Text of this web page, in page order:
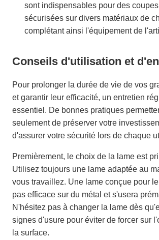
sont indispensables pour des
sécurisées sur divers matériaux de
complétant ainsi l'équipement de
Conseils d'utilisation et
Pour prolonger la durée de vie de vos
et garantir leur efficacité, un entretien
essentiel. De bonnes pratiques
seulement de préserver votre
d'assurer votre sécurité lors de chaque
Premièrement, le choix de la lame est
Utilisez toujours une lame adaptée au
vous travaillez. Une lame conçue pour
pas efficace sur du métal et s'usera
N'hésitez pas à changer la lame dès
signes d'usure pour éviter de forcer sur
la surface.